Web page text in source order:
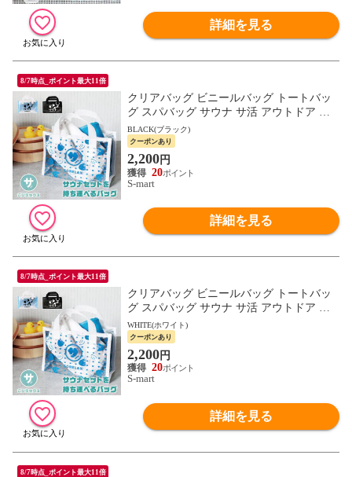
詳細を見る
8/7時点_ポイント最大11倍
クリアバッグ ビニールバッグ トートバッ
グ スパバッグ サウナ サ活 アウトドア ご
りら プール 海 温泉 小さめ ミニ 透明 ロゴ
白 ごリラックス
BLACK(ブラック)
クーポンあり
2,200円
20
S-mart
詳細を見る
8/7時点_ポイント最大11倍
クリアバッグ ビニールバッグ トートバッ
グ スパバッグ サウナ サ活 アウトドア ご
りら プール 海 温泉 小さめ ミニ 透明 ロゴ
白 ごリラックス
WHITE(ホワイト)
クーポンあり
2,200円
20
S-mart
詳細を見る
8/7時点_ポイント最大11倍